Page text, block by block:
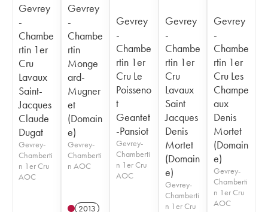
Gevrey
-
Chambe
rtin 1er
Cru
Lavaux
Saint-
Jacques
Claude
Dugat
Gevrey-
Chamberti
n 1er Cru
AOC
Gevrey
-
Chambe
rtin
Monge
ard-
Mugner
et
(Domain
e)
Gevrey-
Chamberti
n AOC
2013
Gevrey
-
Chambe
rtin 1er
Cru Le
Poisseno
t
Geantet
-Pansiot
Gevrey-
Chamberti
n 1er Cru
AOC
Gevrey
-
Chambe
rtin 1er
Cru
Lavaux
Saint
Jacques
Denis
Mortet
(Domain
e)
Gevrey-
Chamberti
n 1er Cru
Gevrey
-
Chambe
rtin 1er
Cru Les
Champe
aux
Denis
Mortet
(Domain
e)
Gevrey-
Chamberti
n 1er Cru
AOC